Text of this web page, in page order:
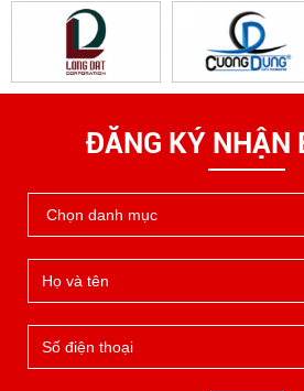
ĐĂNG KÝ NHẬN